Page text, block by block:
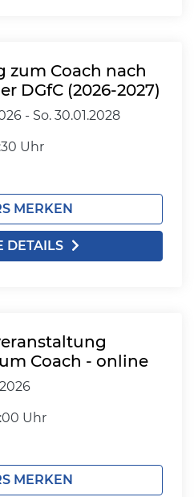
Coach nach
DGfC (2026-2027)
- So. 30.01.2028
Uhr
MERKEN
DETAILS
Coach - online
Uhr
MERKEN